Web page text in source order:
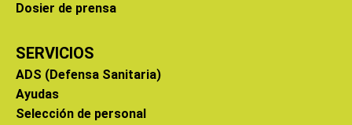
Dosier de prensa
SERVICIOS
ADS (Defensa Sanitaria)
Ayudas
Selección de personal